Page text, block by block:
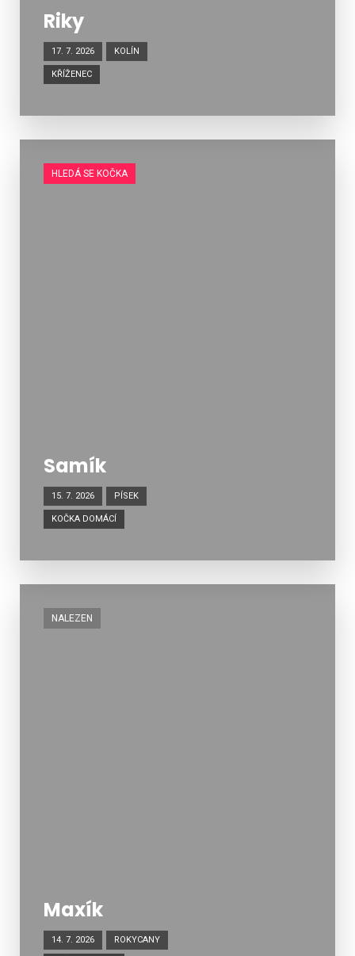
Riky
17. 7. 2026 KOLÍN
KŘÍŽENEC
HLEDÁ SE KOČKA
Samík
15. 7. 2026 PÍSEK
KOČKA DOMÁCÍ
NALEZEN
Maxík
14. 7. 2026 ROKYCANY